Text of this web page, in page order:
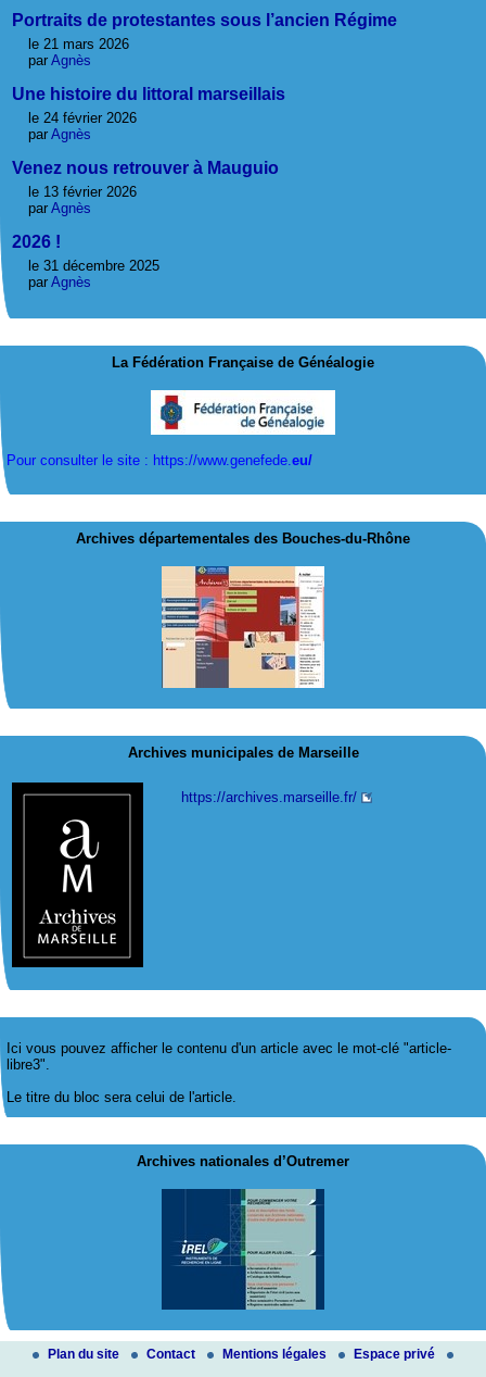
Portraits de protestantes sous l’ancien Régime
le 21 mars 2026
par Agnès
Une histoire du littoral marseillais
le 24 février 2026
par Agnès
Venez nous retrouver à Mauguio
le 13 février 2026
par Agnès
2026 !
le 31 décembre 2025
par Agnès
La Fédération Française de Généalogie
Pour consulter le site : https://www.genefede. eu/
Archives départementales des Bouches-du-Rhône
Archives municipales de Marseille
https://archives.marseille.fr/
Ici vous pouvez afficher le contenu d'un article avec le mot-clé "article-
libre3".
Le titre du bloc sera celui de l'article.
Archives nationales d’Outremer
Plan du site Contact Mentions légales Espace privé